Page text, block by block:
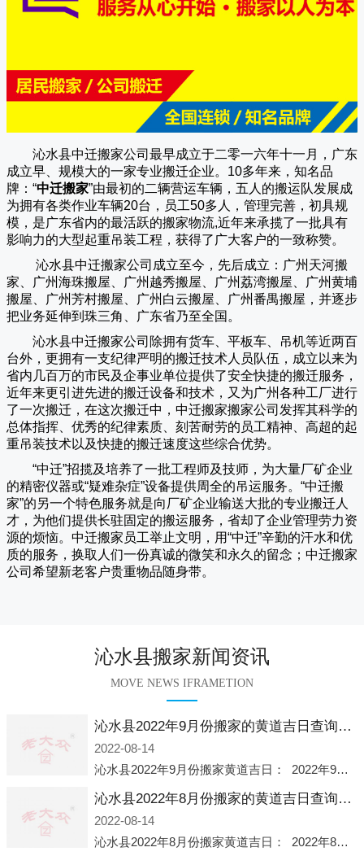
沁水县中迁搬家公司 最早成立于二零一六年十一月，广东
成立早、规模大的一家专业搬迁企业。10多年来，知名品
牌：“中迁搬家”由最初的二辆营运车辆，五人的搬运队发展成
为拥有各类作业车辆20台，员工50多人，管理完善，初具规
模，是广东省内的最活跃的搬家物流,近年来承揽了一批具有
影响力的大型起重吊装工程，获得了广大客户的一致称赞。
沁水县中迁搬家公司成立至今，先后成立：广州天河搬
家、广州海珠搬屋、广州越秀搬屋、广州荔湾搬屋、广州黄埔
搬屋、广州芳村搬屋、广州白云搬屋、广州番禺搬屋，并逐步
把业务延伸到珠三角、广东省乃至全国。
沁水县中迁搬家公司除拥有货车、平板车、吊机等近两百
台外，更拥有一支纪律严明的搬迁技术人员队伍，成立以来为
省内几百万的市民及企事业单位提供了安全快捷的搬迁服务，
近年来更引进先进的搬迁设备和技术，又为广州各种工厂进行
了一次搬迁，在这次搬迁中， 中迁搬家搬家公司发挥其科学的
总体指挥、优秀的纪律素质、刻苦耐劳的员工精神、高超的起
重吊装技术以及快捷的搬迁速度这些综合优势。
“中迁”招揽及培养了一批工程师及技师，为大量厂矿企业
的精密仪器或“疑难杂症”设备提供周全的吊运服务。“中迁搬
家”的另一个特色服务就是向厂矿企业输送大批的专业搬迁人
才，为他们提供长驻固定的搬运服务，省却了企业管理劳力资
源的烦恼。 中迁搬家员工举止文明，用“中迁”辛勤的汗水和优
质的服务，换取人们一份真诚的微笑和永久的留念； 中迁搬家
公司希望新老客户贵重物品随身带。
沁水县搬家新闻资讯
MOVE NEWS IFRAMETION
沁水县2022年9月份搬家的黄道吉日查询大全一览表哪天适合搬家好日子
2022-08-14
沁水县2022年9月份搬家黄道吉日： 2022年9月6日 「星期二」 农历八月十一2022年9月12日 「星期一」 农历八月十七2022年9月16日 「星期五」 农历八月廿一2022年9月2
沁水县2022年8月份搬家的黄道吉日查询大全一览表哪天适合搬家好日子
2022-08-14
沁水县2022年8月份搬家黄道吉日： 2022年8月2日 「星期二」 农历七月初五2022年8月6日 「星期六」 农历七月初九2022年8月8日 「星期一」 农历七月十一2022年8月10日 「